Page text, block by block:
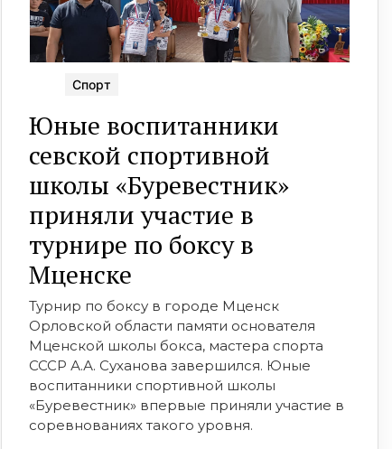
Спорт
Юные воспитанники
севской спортивной
школы «Буревестник»
приняли участие в
турнире по боксу в
Мценске
Турнир по боксу в городе Мценск
Орловской области памяти основателя
Мценской школы бокса, мастера спорта
СССР А.А. Суханова завершился. Юные
воспитанники спортивной школы
«Буревестник» впервые приняли участие в
соревнованиях такого уровня.